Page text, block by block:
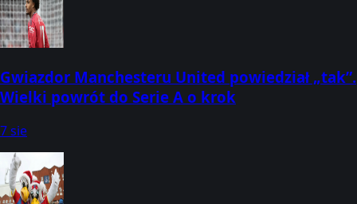
Gwiazdor Manchesteru United powiedział „tak”.
Wielki powrót do Serie A o krok
7 sie